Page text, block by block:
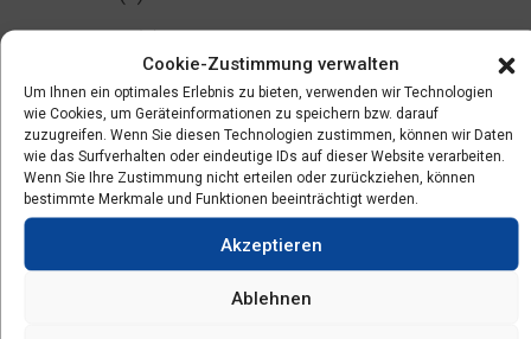
Cookie-Zustimmung verwalten
Um Ihnen ein optimales Erlebnis zu bieten, verwenden wir Technologien
wie Cookies, um Geräteinformationen zu speichern bzw. darauf
zuzugreifen. Wenn Sie diesen Technologien zustimmen, können wir Daten
wie das Surfverhalten oder eindeutige IDs auf dieser Website verarbeiten.
Wenn Sie Ihre Zustimmung nicht erteilen oder zurückziehen, können
bestimmte Merkmale und Funktionen beeinträchtigt werden.
Akzeptieren
Ablehnen
Dezember 2022(1)
November 2022(1)
August 2022(1)
Juli 2022
Juni 2022(3)